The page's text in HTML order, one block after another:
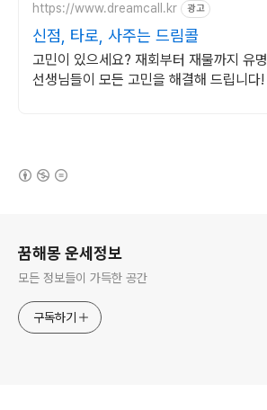
https://www.dreamcall.kr 광고
신점, 타로, 사주는 드림콜
고민이 있으세요? 재회부터 재물까지 유명
선생님들이 모든 고민을 해결해 드립니다!
꿈해몽 운세정보
모든 정보들이 가득한 공간
구독하기